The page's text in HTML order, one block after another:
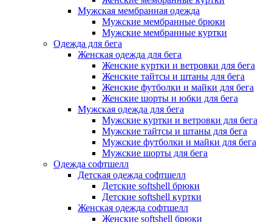
Мужская мембранная одежда
Мужские мембранные брюки
Мужские мембранные куртки
Одежда для бега
Женская одежда для бега
Женские куртки и ветровки для бега
Женские тайтсы и штаны для бега
Женские футболки и майки для бега
Женские шорты и юбки для бега
Мужская одежда для бега
Мужские куртки и ветровки для бега
Мужские тайтсы и штаны для бега
Мужские футболки и майки для бега
Мужские шорты для бега
Одежда софтшелл
Детская одежда софтшелл
Детские softshell брюки
Детские softshell куртки
Женская одежда софтшелл
Женские softshell брюки